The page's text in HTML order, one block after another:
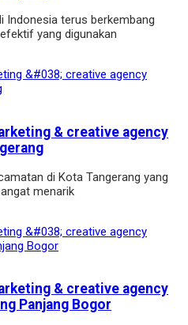
Indonesia terus berkembang
yang digunakan
& creative agency
di Kota Tangerang yang
menarik
& creative agency
Panjang Bogor